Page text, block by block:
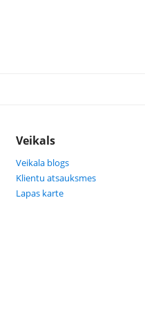
Veikals
Veikala blogs
Klientu atsauksmes
Lapas karte